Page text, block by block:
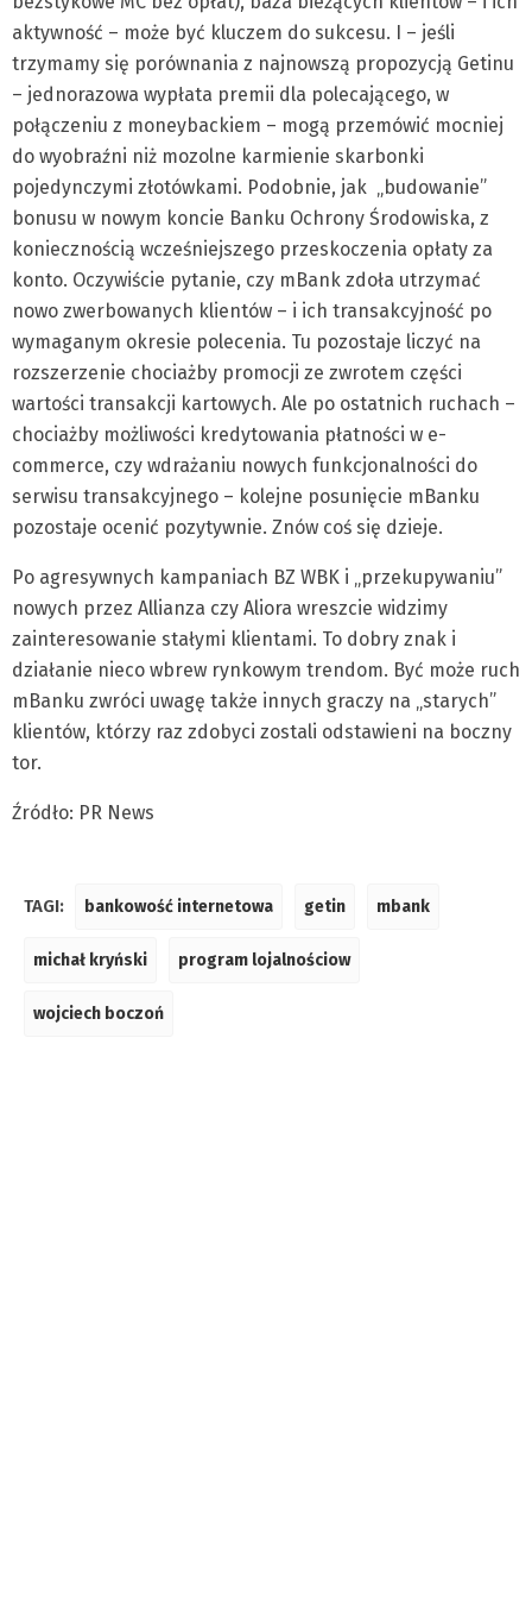
aktywność – może być kluczem do sukcesu. I – jeśli
trzymamy się porównania z najnowszą propozycją Getinu
– jednorazowa wypłata premii dla polecającego, w
połączeniu z moneybackiem – mogą przemówić mocniej
do wyobraźni niż mozolne karmienie skarbonki
pojedynczymi złotówkami. Podobnie, jak „budowanie”
bonusu w nowym koncie Banku Ochrony Środowiska, z
koniecznością wcześniejszego przeskoczenia opłaty za
konto. Oczywiście pytanie, czy mBank zdoła utrzymać
nowo zwerbowanych klientów – i ich transakcyjność po
wymaganym okresie polecenia. Tu pozostaje liczyć na
rozszerzenie chociażby promocji ze zwrotem części
wartości transakcji kartowych. Ale po ostatnich ruchach –
chociażby możliwości kredytowania płatności w e-
commerce, czy wdrażaniu nowych funkcjonalności do
serwisu transakcyjnego – kolejne posunięcie mBanku
pozostaje ocenić pozytywnie. Znów coś się dzieje.
Po agresywnych kampaniach BZ WBK i „przekupywaniu”
nowych przez Allianza czy Aliora wreszcie widzimy
zainteresowanie stałymi klientami. To dobry znak i
działanie nieco wbrew rynkowym trendom. Być może ruch
mBanku zwróci uwagę także innych graczy na „starych”
klientów, którzy raz zdobyci zostali odstawieni na boczny
tor.
Źródło: PR News
TAGI: bankowość internetowa getin mbank
michał kryński program lojalnościow
wojciech boczoń